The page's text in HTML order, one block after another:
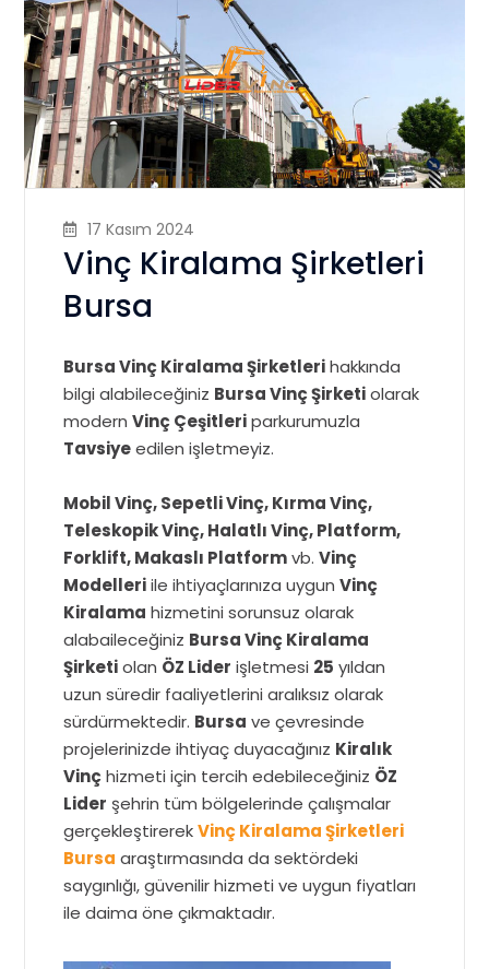
17 Kasım 2024
Vinç Kiralama Şirketleri
Bursa
Bursa Vinç Kiralama Şirketlerihakkında
bilgi alabileceğiniz Bursa Vinç Şirketiolarak
modernVinç Çeşitleriparkurumuzla
Tavsiyeedilen işletmeyiz.
Mobil Vinç, Sepetli Vinç, Kırma Vinç,
Teleskopik Vinç, Halatlı Vinç, Platform,
Forklift, Makaslı Platformvb.Vinç
Modelleriile ihtiyaçlarınıza uygunVinç
Kiralama hizmetini sorunsuz olarak
alabaileceğiniz Bursa Vinç Kiralama
Şirketiolan ÖZ Lider işletmesi 25 yıldan
uzun süredir faaliyetlerini aralıksız olarak
sürdürmektedir. Bursa ve çevresinde
projelerinizde ihtiyaç duyacağınız Kiralık
Vinçhizmeti için tercih edebileceğiniz ÖZ
Lider şehrin tüm bölgelerinde çalışmalar
gerçekleştirerekVinç Kiralama Şirketleri
Bursa araştırmasında da sektördeki
saygınlığı, güvenilir hizmeti ve uygun fiyatları
ile daima öne çıkmaktadır.